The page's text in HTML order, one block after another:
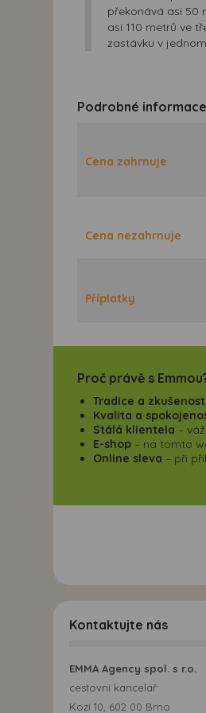
překonává asi 50
asi 110 metrů ve
zastávku v
Podrobné informace
Cena zahrnuje
Cena nezahrnuje
Příplatky
Proč právě s
Tradice a zkušenost
Kvalita a
Stálá klientela –
E-shop – na tomto
Online sleva – při
Kontaktujte nás
EMMA Agency spol. s r.o.
cestovní kancelář
Kozí 10, 602 00 Brno